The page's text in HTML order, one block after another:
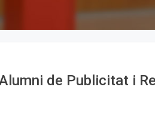
de Publicitat i